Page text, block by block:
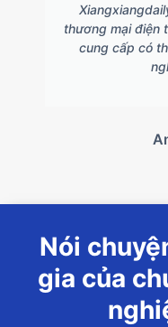
thương mại điện
cung cấp có
Nói
gia của